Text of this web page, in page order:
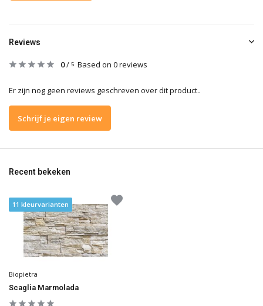
Reviews
0/ 5 Based on 0 reviews
Er zijn nog geen reviews geschreven over dit product..
Schrijf je eigen review
Recent bekeken
11 kleurvarianten
Biopietra
Scaglia Marmolada